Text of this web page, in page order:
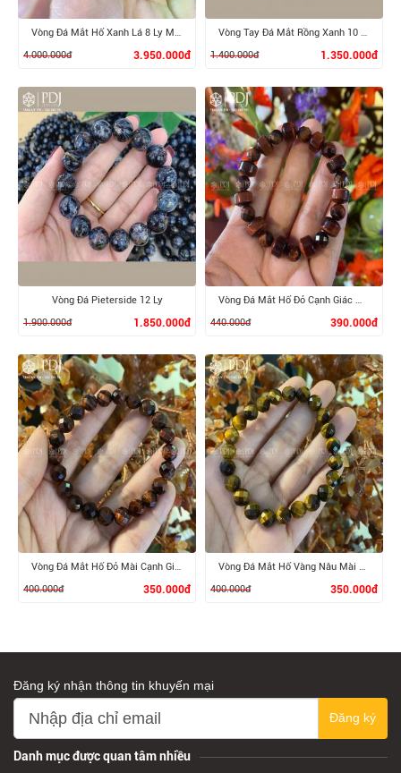
XEM CHI TIẾT
Vòng Đá Mắt Hổ Xanh Lá 8 Ly Mix Charm Trâu, Bi 24K
4.000.000đ
3.950.000đ
XEM CHI TIẾT
Vòng Tay Đá Mắt Rồng Xanh 10 Ly
1.400.000đ
1.350.000đ
XEM CHI TIẾT
Vòng Đá Pieterside 12 Ly
1.900.000đ
1.850.000đ
XEM CHI TIẾT
440.000đ
390.000đ
XEM CHI TIẾT
Vòng Đá Mắt Hổ Đỏ Mài Cạnh Giác
400.000đ
350.000đ
XEM CHI TIẾT
Vòng Đá Mắt Hổ Vàng Nâu Mài Cạnh Giác
400.000đ
350.000đ
Đăng ký nhận thông tin khuyến mại
Đăng ký
Danh mục được quan tâm nhiều